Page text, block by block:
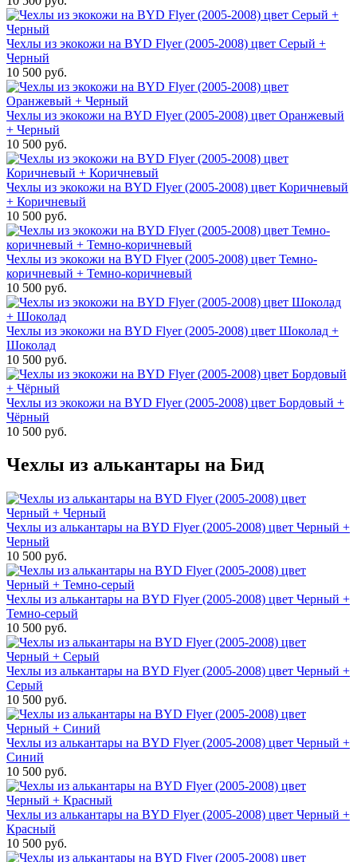
Чехлы из экокожи на BYD Flyer (2005-2008) цвет Серый +
Черный
10 500 руб.
Чехлы из экокожи на BYD Flyer (2005-2008) цвет Оранжевый
+ Черный
10 500 руб.
Чехлы из экокожи на BYD Flyer (2005-2008) цвет Коричневый
+ Коричневый
10 500 руб.
Чехлы из экокожи на BYD Flyer (2005-2008) цвет Темно-
коричневый + Темно-коричневый
10 500 руб.
Чехлы из экокожи на BYD Flyer (2005-2008) цвет Шоколад +
Шоколад
10 500 руб.
Чехлы из экокожи на BYD Flyer (2005-2008) цвет Бордовый +
Чёрный
10 500 руб.
Чехлы из алькантары на Бид
Чехлы из алькантары на BYD Flyer (2005-2008) цвет Черный +
Черный
10 500 руб.
Чехлы из алькантары на BYD Flyer (2005-2008) цвет Черный +
Темно-серый
10 500 руб.
Чехлы из алькантары на BYD Flyer (2005-2008) цвет Черный +
Серый
10 500 руб.
Чехлы из алькантары на BYD Flyer (2005-2008) цвет Черный +
Синий
10 500 руб.
Чехлы из алькантары на BYD Flyer (2005-2008) цвет Черный +
Красный
10 500 руб.